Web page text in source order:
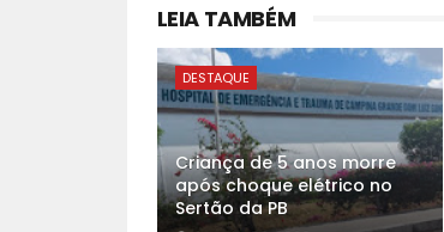
LEIA TAMBÉM
DESTAQUE
Criança de 5 anos morre
após choque elétrico no
Sertão da PB